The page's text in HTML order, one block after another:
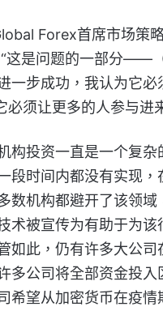
Forex首席市场策
这是问题的一部分——
一步成功，我认为它必
必须让更多的人参与进
构投资一直是一个复杂
段时间内都没有实现，
数机构都避开了该领域
术被宣传为有助于为该
如此，仍有许多大公司
多公司将全部资金投入
希望从加密货币在疫情